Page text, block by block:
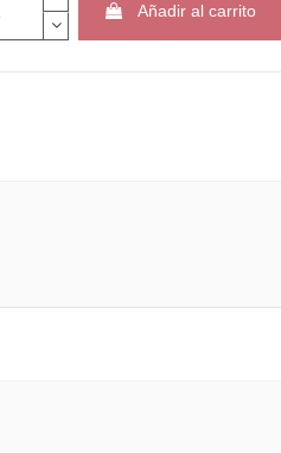
Añadir al carrito